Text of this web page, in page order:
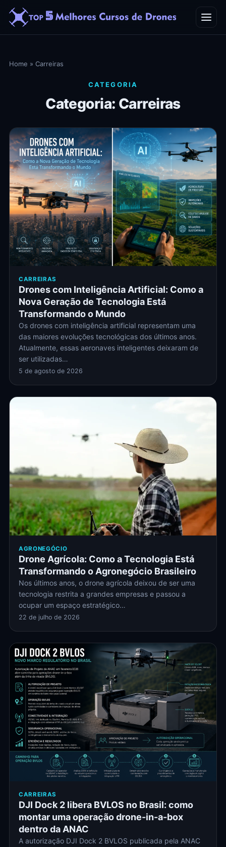
Home » Carreiras
CATEGORIA
Categoria: Carreiras
CARREIRAS
Drones com Inteligência Artificial: Como a
Nova Geração de Tecnologia Está
Transformando o Mundo
Os drones com inteligência artificial representam uma
das maiores evoluções tecnológicas dos últimos anos.
Atualmente, essas aeronaves inteligentes deixaram de
ser utilizadas…
5 de agosto de 2026
AGRONEGÓCIO
Drone Agrícola: Como a Tecnologia Está
Transformando o Agronegócio Brasileiro
Nos últimos anos, o drone agrícola deixou de ser uma
tecnologia restrita a grandes empresas e passou a
ocupar um espaço estratégico…
22 de julho de 2026
CARREIRAS
DJI Dock 2 libera BVLOS no Brasil: como
montar uma operação drone-in-a-box
dentro da ANAC
A autorização DJI Dock 2 BVLOS publicada pela ANAC